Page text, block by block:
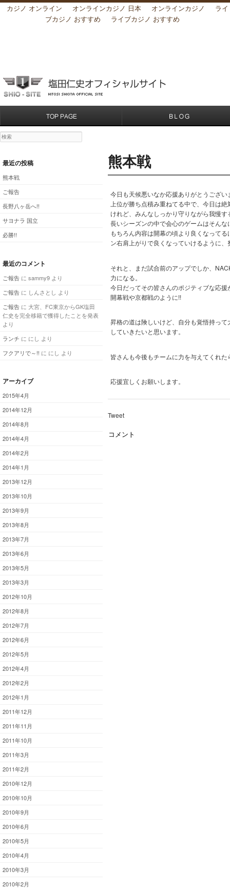
カジノ オンライン オンラインカジノ 日本 オンラインカジノ
ライ
ブカジノ おすすめ
ライブカジノ おすすめ
検索
最近の投稿
熊本戦
ご報告
長野八ヶ岳へ!!
サヨナラ 国立
必勝!!
最近のコメント
ご報告 に sammy9 より
ご報告 に しんさとし より
ご報告 に 大宮、FC東京からGK塩田
仁史を完全移籍で獲得したことを発表
より
ランチ に にし より
フクアリで～!! に にし より
アーカイブ
2015年4月
2014年12月
2014年8月
2014年4月
2014年2月
2014年1月
2013年12月
2013年10月
2013年9月
2013年8月
2013年7月
2013年6月
2013年5月
2013年3月
2012年10月
2012年8月
2012年7月
2012年6月
2012年5月
2012年4月
2012年2月
2012年1月
2011年12月
2011年11月
2011年10月
2011年3月
2011年2月
2010年12月
2010年10月
2010年9月
2010年6月
2010年5月
2010年4月
2010年3月
2010年2月
熊本戦
今日も天候悪いなか応援ありがとうござい
上位が勝ち点積み重ねてる中で、今日は
けれど、みんなしっかり守りながら我慢
長いシーズンの中で会心のゲームはそん
もちろん内容は開幕の頃より良くなって
ン右肩上がりで良くなっていけるように
それと、まだ試合前のアップでしか、
力になる。
今日だってその皆さんのポジティブな応
開幕戦や京都戦のように!!
昇格の道は険しいけど、自分も覚悟持っ
していきたいと思います。
皆さんも今後もチームに力を与えてくれた
応援宜しくお願いします。
Tweet
コメント